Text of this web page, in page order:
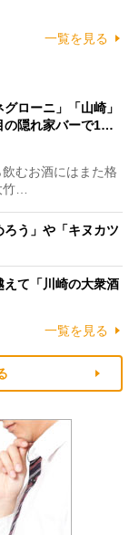
一覧を見る
ローニ」「山崎」
の隠れ家バーで1…
むお酒にはまた格
…
ろう」や「キヌカツ
えて「川崎の大衆酒
一覧を見る